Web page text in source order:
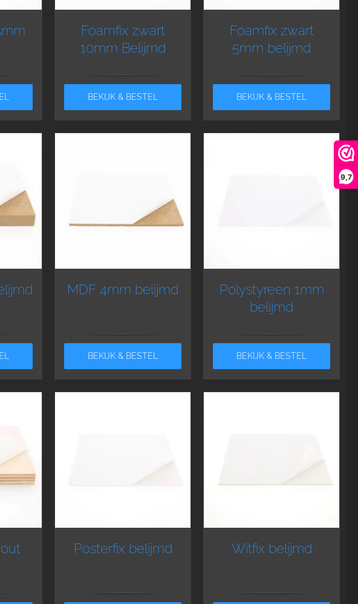
9,7
Foamfix zwart
10mm Belijmd
BEKIJK & BESTEL
Foamfix zwart
5mm belijmd
BEKIJK & BESTEL
MDF 4mm belijmd
BEKIJK & BESTEL
Polystyreen 1mm
belijmd
BEKIJK & BESTEL
Posterfix belijmd Witfix belijmd